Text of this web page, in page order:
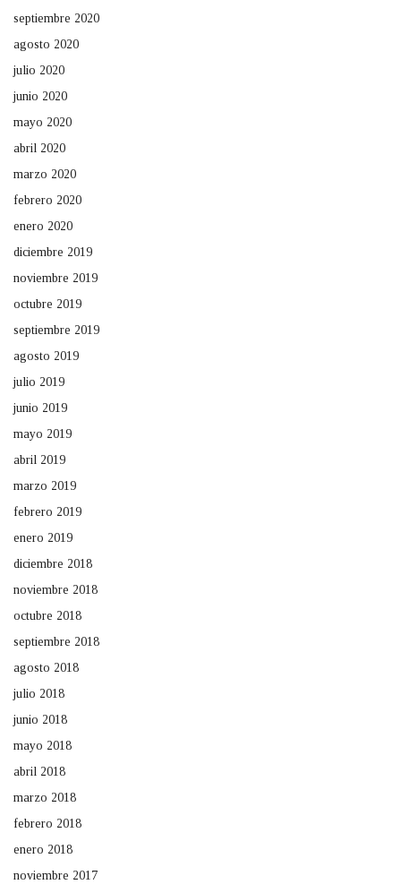
septiembre 2020
agosto 2020
julio 2020
junio 2020
mayo 2020
abril 2020
marzo 2020
febrero 2020
enero 2020
diciembre 2019
noviembre 2019
octubre 2019
septiembre 2019
agosto 2019
julio 2019
junio 2019
mayo 2019
abril 2019
marzo 2019
febrero 2019
enero 2019
diciembre 2018
noviembre 2018
octubre 2018
septiembre 2018
agosto 2018
julio 2018
junio 2018
mayo 2018
abril 2018
marzo 2018
febrero 2018
enero 2018
noviembre 2017